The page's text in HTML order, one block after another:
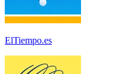
ElTiempo.es